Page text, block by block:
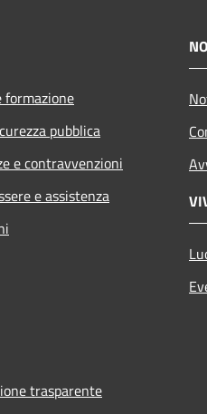
formazione
pubblica
e contravvenzioni
e assistenza
trasparente